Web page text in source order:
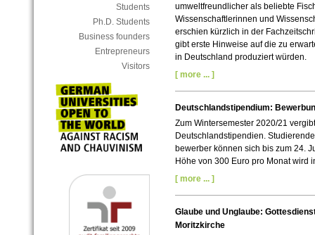
Students
Ph.D. Students
Business founders
Entrepreneurs
Visitors
umweltfreundlicher als beliebte
Wissenschaftlerinnen und
erschien kürzlich in der
gibt erste Hinweise auf die zu
in Deutschland produziert würden.
[ more ... ]
Deutschlandstipendium:
Zum Wintersemester 2020/21
Deutschlandstipendien.
bewerber können sich bis zum 24.
Höhe von 300 Euro pro Monat wird
[ more ... ]
Glaube und Unglaube:
Moritzkirche